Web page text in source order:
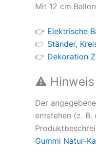
Mit 12 cm
👉 Elektrische
👉 Ständer,
👉 Dekoration
⚠️ Hinweis
Der
entstehen (z.
Gummi Natur-